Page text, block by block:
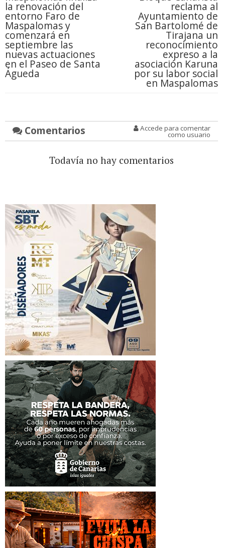
la renovación del
entorno Faro de
Maspalomas y
comenzará en
septiembre las
nuevas actuaciones
en el Paseo de Santa
Águeda
reclama al
Ayuntamiento de
San Bartolomé de
Tirajana un
reconocimiento
expreso a la
asociación Karuna
por su labor social
en Maspalomas
Comentarios Accede para comentar
como usuario
Todavía no hay comentarios